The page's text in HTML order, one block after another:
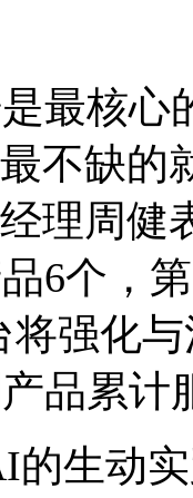
最核心
不缺的
理周健
6个，
将强化
品累计
的生动